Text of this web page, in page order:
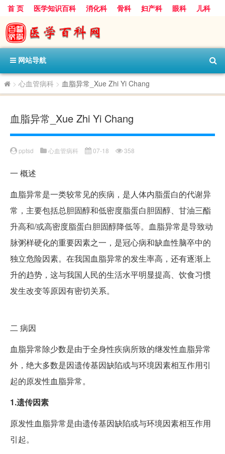
首 页 医学知识百科 消化科 骨科 妇产科 眼科
儿科
心血管病科
呼吸科 神经科
内分泌科
口腔科
网站导航
> 心血管病科 > 血脂异常_Xue Zhi Yi Chang
血脂异常_Xue Zhi Yi Chang
pptsd 心血管病科 07-18 358
一 概述
血脂异常是一类较常见的疾病，是人体内脂蛋白的代谢异
常，主要包括总胆固醇和低密度脂蛋白胆固醇、甘油三酯
升高和/或高密度脂蛋白胆固醇降低等。血脂异常是导致动
脉粥样硬化的重要因素之一，是冠心病和缺血性脑卒中的
独立危险因素。在我国血脂异常的发生率高，还有逐渐上
升的趋势，这与我国人民的生活水平明显提高、饮食习惯
发生改变等原因有密切关系。
二 病因
血脂异常除少数是由于全身性疾病所致的继发性血脂异常
外，绝大多数是因遗传基因缺陷或与环境因素相互作用引
起的原发性血脂异常。
1.遗传因素
原发性血脂异常是由遗传基因缺陷或与环境因素相互作用
引起。